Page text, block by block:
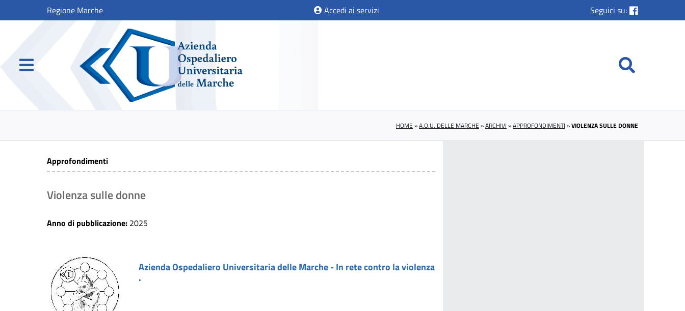
Regione Marche Accedi ai servizi Seguici su:
HOME »A.O.U. DELLE MARCHE »ARCHIVI »APPROFONDIMENTI »VIOLENZA SULLE DONNE
Approfondimenti
Violenza sulle donne
Anno di pubblicazione: 2025
Azienda Ospedaliero Universitaria delle Marche - In rete contro la violenza
.